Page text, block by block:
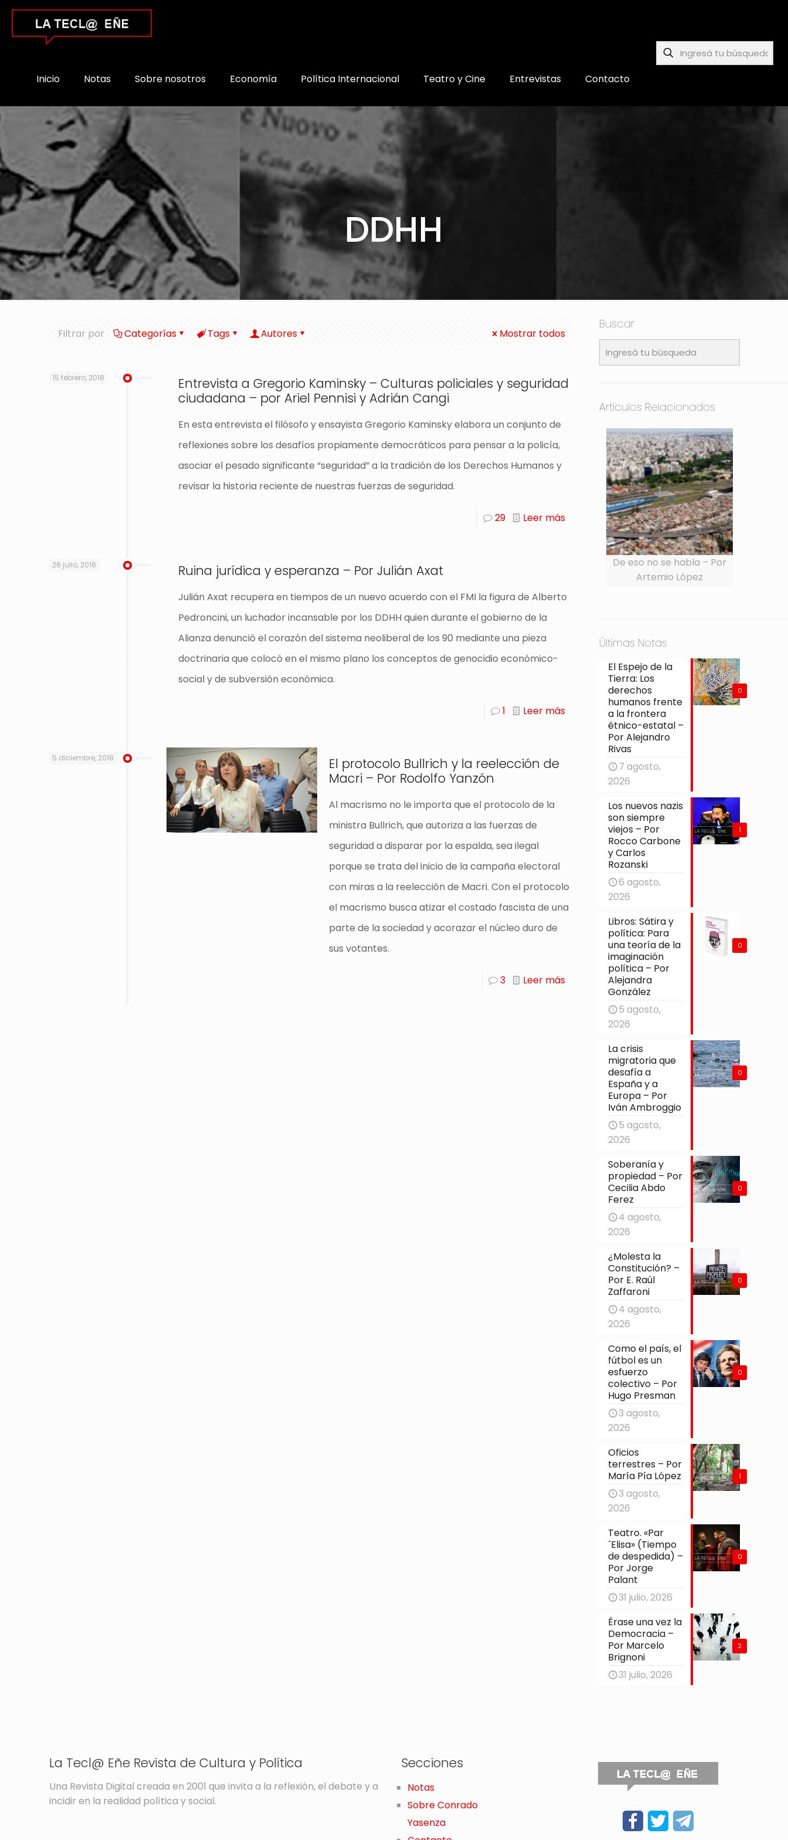
Inicio Notas Sobre nosotros Economía Política Internacional Teatro y Cine Entrevistas Contacto
DDHH
Filtrar por Categorías Tags Autores Mostrar todos
15 febrero, 2018
Entrevista a Gregorio Kaminsky – Culturas policiales y seguridad
ciudadana – por Ariel Pennisi y Adrián Cangi
En esta entrevista el filósofo y ensayista Gregorio Kaminsky elabora un conjunto de
reflexiones sobre los desafíos propiamente democráticos para pensar a la policía,
asociar el pesado significante “seguridad” a la tradición de los Derechos Humanos y
revisar la historia reciente de nuestras fuerzas de seguridad.
29 Leer más
26 julio, 2018 Ruina jurídica y esperanza – Por Julián Axat
Julián Axat recupera en tiempos de un nuevo acuerdo con el FMI la figura de Alberto
Pedroncini, un luchador incansable por los DDHH quien durante el gobierno de la
Alianza denunció el corazón del sistema neoliberal de los 90 mediante una pieza
doctrinaria que colocó en el mismo plano los conceptos de genocidio económico-
social y de subversión económica.
1 Leer más
5 diciembre, 2018
El protocolo Bullrich y la reelección de
Macri – Por Rodolfo Yanzón
Al macrismo no le importa que el protocolo de la
ministra Bullrich, que autoriza a las fuerzas de
seguridad a disparar por la espalda, sea ilegal
porque se trata del inicio de la campaña electoral
con miras a la reelección de Macri. Con el protocolo
el macrismo busca atizar el costado fascista de una
parte de la sociedad y acorazar el núcleo duro de
sus votantes.
3 Leer más
Buscar
Artículos Relacionados
De eso no se habla – Por
Artemio López
Últimas Notas
0
El Espejo de la
Tierra: Los
derechos
humanos frente
a la frontera
étnico-estatal –
Por Alejandro
Rivas
7 agosto,
2026
1
Los nuevos nazis
son siempre
viejos – Por
Rocco Carbone
y Carlos
Rozanski
6 agosto,
2026
0
Libros: Sátira y
política: Para
una teoría de la
imaginación
política – Por
Alejandra
González
5 agosto,
2026
0
La crisis
migratoria que
desafía a
España y a
Europa – Por
Iván Ambroggio
5 agosto,
2026
0
Soberanía y
propiedad – Por
Cecilia Abdo
Ferez
4 agosto,
2026
0
¿Molesta la
Constitución? –
Por E. Raúl
Zaffaroni
4 agosto,
2026
0
Como el país, el
fútbol es un
esfuerzo
colectivo – Por
Hugo Presman
3 agosto,
2026
1
Oficios
terrestres – Por
María Pía López
3 agosto,
2026
0
Teatro. «Par
´Elisa» (Tiempo
de despedida) –
Por Jorge
Palant
31 julio, 2026
2
Érase una vez la
Democracia –
Por Marcelo
Brignoni
31 julio, 2026
La Tecl@ Eñe Revista de Cultura y Política
Una Revista Digital creada en 2001 que invita a la reflexión, el debate y a
incidir en la realidad política y social.
Secciones
Notas
Sobre Conrado
Yasenza